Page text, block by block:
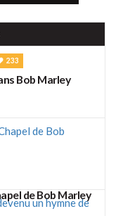
233
Bob Marley
de Bob Marley